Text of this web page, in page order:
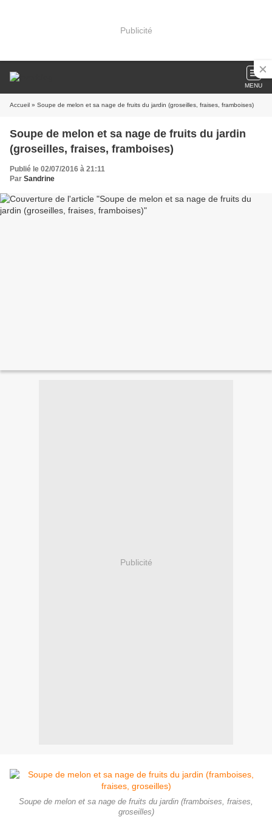
Publicité
MENU
Accueil » Soupe de melon et sa nage de fruits du jardin (groseilles, fraises, framboises)
Soupe de melon et sa nage de fruits du jardin
(groseilles, fraises, framboises)
Publié le 02/07/2016 à 21:11
Par Sandrine
Publicité
Soupe de melon et sa nage de fruits du jardin (framboises, fraises,
groseilles)